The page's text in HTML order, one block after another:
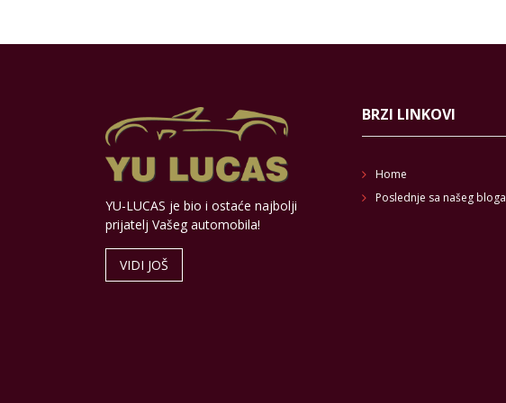
YU-LUCAS je bio i ostaće najbolji
prijatelj Vašeg automobila!
VIDI JOŠ
BRZI LINKOVI
Home
Poslednje sa našeg bloga